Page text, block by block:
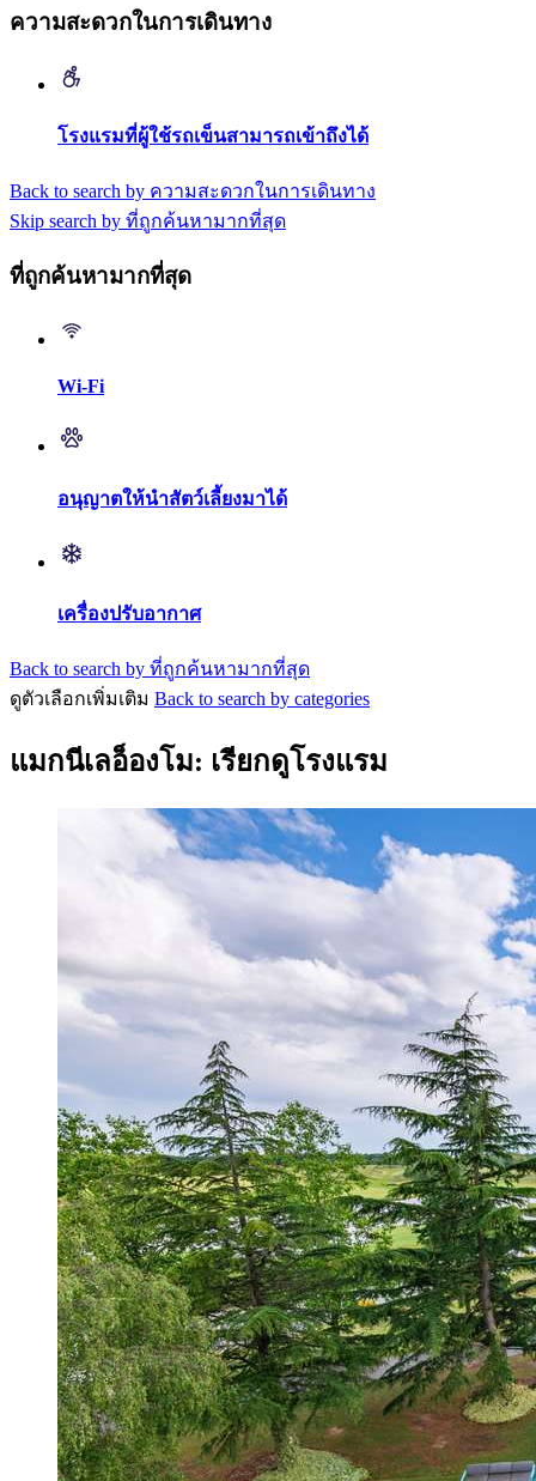
ความสะดวกในการเดินทาง
โรงแรมที่ผู้ใช้รถเข็นสามารถเข้าถึงได้
Back to search by ความสะดวกในการเดินทาง
Skip search by ที่ถูกค้นหามากที่สุด
ที่ถูกค้นหามากที่สุด
Wi-Fi
อนุญาตให้นำสัตว์เลี้ยงมาได้
เครื่องปรับอากาศ
Back to search by ที่ถูกค้นหามากที่สุด
ดูตัวเลือกเพิ่มเติม Back to search by categories
แมกนีเลอ็องโม: เรียกดูโรงแรม